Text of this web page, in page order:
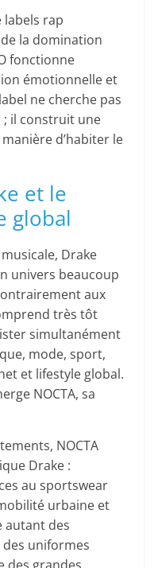
rap
la domination
fonctionne
émotionnelle et
ne cherche pas
il construit une
d’habiter le
et le
global
Drake
univers beaucoup
aux
très tôt
simultanément
mode, sport,
et lifestyle global.
NOCTA, sa
NOCTA
Drake :
au sportswear
urbaine et
autant des
uniformes